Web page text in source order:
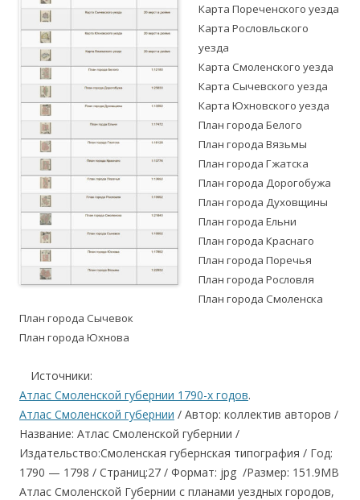
Карта Пореченского уезда
Карта Рословльского
уезда
Карта Смоленского уезда
Карта Сычевского уезда
Карта Юхновского уезда
План города Белого
План города Вязьмы
План города Гжатска
План города Дорогобужа
План города Духовщины
План города Ельни
План города Краснаго
План города Поречья
План города Рословля
План города Смоленска
План города Сычевок
План города Юхнова
Источники:
Атлас Смоленской губернии 1790-х годов.
Атлас Смоленской губернии / Автор: коллектив авторов /
Название: Атлас Смоленской губернии /
Издательство:Смоленская губернская типография / Год:
1790 — 1798 / Страниц:27 / Формат: jpg /Размер: 151.9MB
Атлас Смоленской Губернии с планами уездных городов,